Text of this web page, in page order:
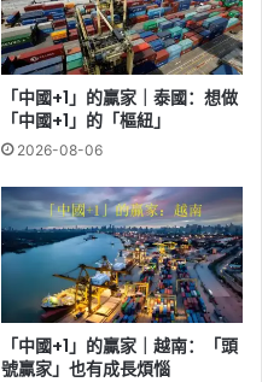
「中國+1」的贏家｜泰國：想做
「中國+1」的「樞紐」
2026-08-06
「中國+1」的贏家｜越南：「頭
號贏家」也有成長煩惱